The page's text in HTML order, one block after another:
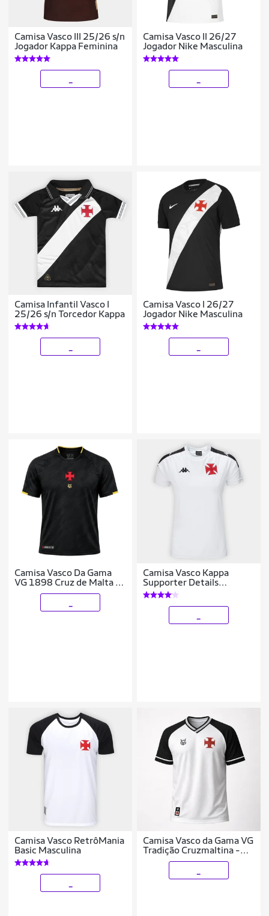
Camisa Vasco III 25/26 s/n
Jogador Kappa Feminina
Camisa Vasco II 26/27
Jogador Nike Masculina
Camisa Infantil Vasco I
25/26 s/n Torcedor Kappa
Camisa Vasco I 26/27
Jogador Nike Masculina
Camisa Vasco Da Gama
VG 1898 Cruz de Malta -
Masculino
Camisa Vasco Kappa
Supporter Details
Feminina
Camisa Vasco RetrôMania
Basic Masculina
Camisa Vasco da Gama VG
Tradição Cruzmaltina -
Masculino